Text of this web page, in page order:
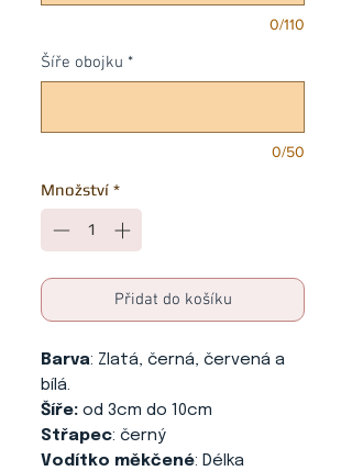
0/110
Šíře obojku *
0/50
Množství *
Přidat do košíku
Barva: Zlatá, černá, červená a
bílá.
Šíře: od 3cm do 10cm
Střapec: černý
Vodítko měkčené: Délka